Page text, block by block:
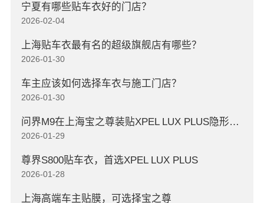
宁夏有哪些贴车衣好的门店？
2026-02-04
上海贴车衣最有名的超级旗舰店有哪些？
2026-01-30
车主应该如何选择车衣与施工门店？
2026-01-30
问界M9在上海宝之尊装贴XPEL LUX PLUS隐形车衣
2026-01-29
尊界S800贴车衣，首选XPEL LUX PLUS
2026-01-28
上海高端车主贴膜，可选择宝之尊